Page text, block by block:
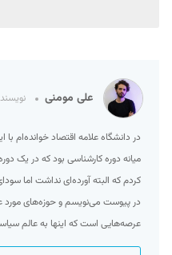
علی مومنی
در دانشگاه علامه اقتصاد خوانده‌ام
میانه دوره کارشناسی بود که در یک
کردم که البته آورده‌ای نداشت اما
در پیوست می‌نویسم و حوزه‌‌های مورد
عرصه‌هایی است که اینها به عالم